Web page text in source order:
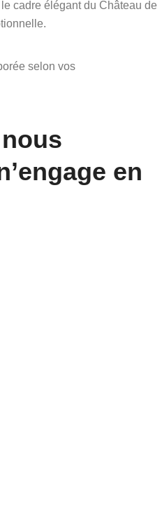
cadre élégant du Château de
selon vos
en